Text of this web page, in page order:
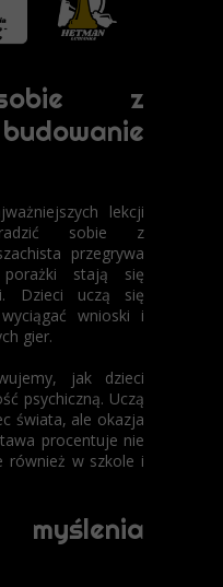
z
lekcji
sobie z
przegrywa
stają się
Dzieci uczą się
wnioski i
gier.
jak dzieci
psychiczną. Uczą
świata, ale okazja
procentuje nie
również w szkole i